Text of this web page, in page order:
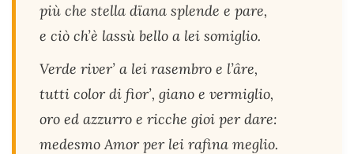
più che stella dïana splende e pare,
e ciò ch’è lassù bello a lei somiglio.
Verde river’ a lei rasembro e l’âre,
tutti color di fior’, giano e vermiglio,
oro ed azzurro e ricche gioi per dare:
medesmo Amor per lei rafina meglio.